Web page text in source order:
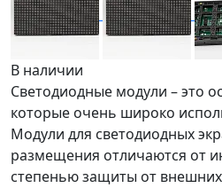
В наличии
Светодиодные модули – это
которые очень широко
Модули для светодиодных
размещения отличаются от
степенью защиты от